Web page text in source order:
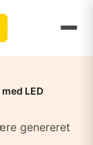
LED
genereret